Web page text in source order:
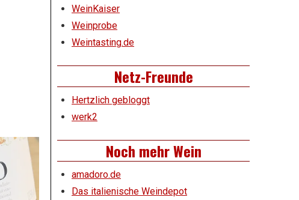
WeinKaiser
Weinprobe
Weintasting.de
Netz-Freunde
Hertzlich gebloggt
werk2
Noch mehr Wein
amadoro.de
Das italienische Weindepot